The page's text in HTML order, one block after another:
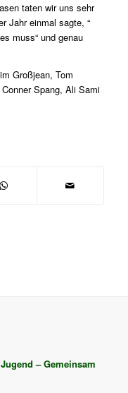
taten wir uns sehr
Jahr einmal sagte, “
muss“ und genau
Großjean, Tom
Spang, Ali Sami
– Gemeinsam